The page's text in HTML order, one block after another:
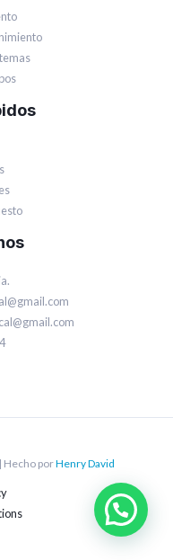
Hecho porHenry David